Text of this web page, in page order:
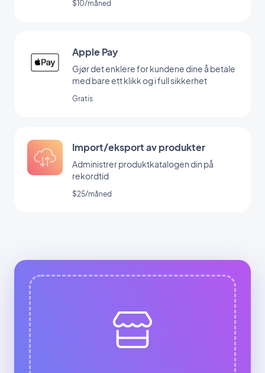
$10/måned
Apple Pay
Gjør det enklere for kundene dine å betale
med bare ett klikk og i full sikkerhet
Gratis
Import/eksport av produkter
Administrer produktkatalogen din på
rekordtid
$25/måned